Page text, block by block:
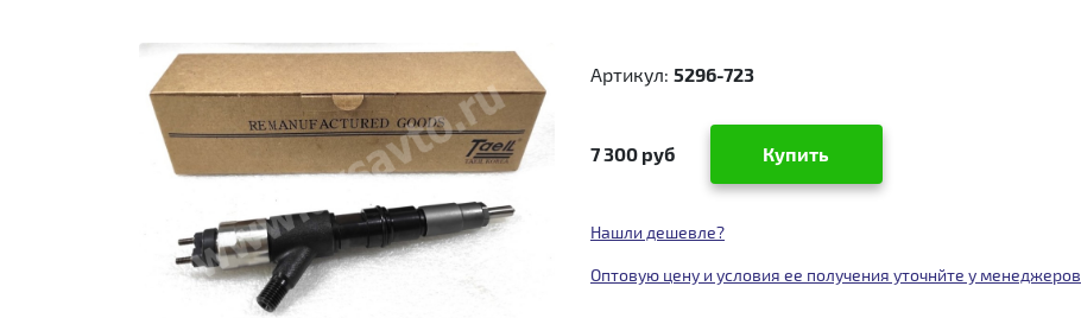
Артикул: 5296-723
7 300 руб Купить
Нашли дешевле?
Оптовую цену и условия ее получения уточнйте у менеджеров